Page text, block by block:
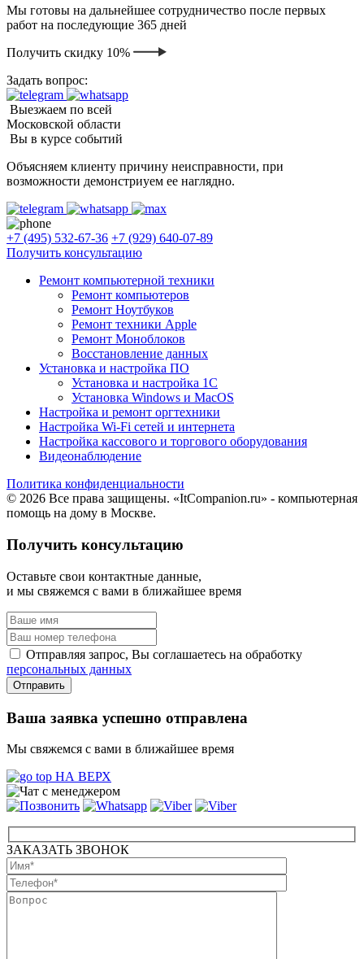
Мы готовы на дальнейшее сотрудничество после первых
работ на последующие 365 дней
Получить скидку 10%
Задать вопрос:
Выезжаем по всей
Московской области
Вы в курсе событий
Объясняем клиенту причину неисправности, при
возможности демонстриуем ее наглядно.
+7 (495) 532-67-36 +7 (929) 640-07-89
Получить консультацию
Ремонт компьютерной техники
Ремонт компьютеров
Ремонт Ноутбуков
Ремонт техники Apple
Ремонт Моноблоков
Восстановление данных
Установка и настройка ПО
Установка и настройка 1С
Установка Windows и MacOS
Настройка и ремонт оргтехники
Настройка Wi-Fi сетей и интернета
Настройка кассового и торгового оборудования
Видеонаблюдение
Политика конфиденциальности
© 2026 Все права защищены. «ItCompanion.ru» - компьютерная
помощь на дому в Москве.
Получить консультацию
Оставьте свои контактные данные,
и мы свяжемся с вами в ближайшее время
Отправляя запрос, Вы соглашаетесь на обработку
персональных данных
Ваша заявка успешно отправлена
Мы свяжемся с вами в ближайшее время
НА ВЕРХ
ЗАКАЗАТЬ ЗВОНОК